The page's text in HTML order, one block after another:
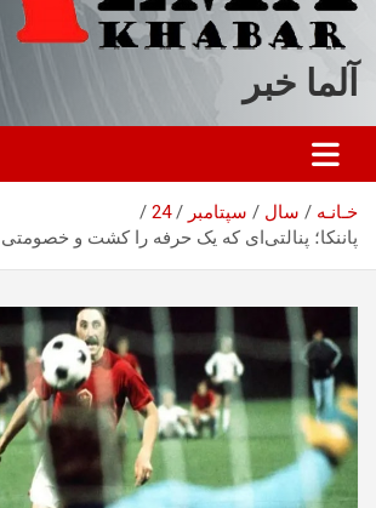
آلما خبر
خـانـه سال سپتامبر
24
پاننکا؛ پنالتی‌ای که یک حرفه را کشت و خصومتی